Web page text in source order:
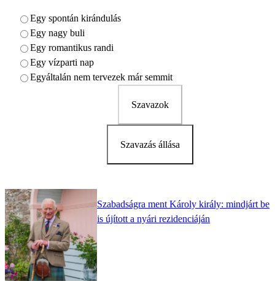
Egy spontán kirándulás
Egy nagy buli
Egy romantikus randi
Egy vízparti nap
Egyáltalán nem tervezek már semmit
Szavazok
Szavazás állása
Szabadságra ment Károly király: mindjárt be
is újított a nyári rezidenciáján